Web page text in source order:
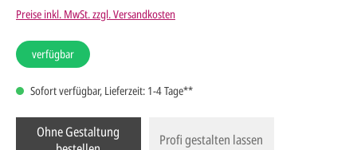
Preise inkl. MwSt. zzgl. Versandkosten
verfügbar
Sofort verfügbar, Lieferzeit: 1-4 Tage**
Ohne Gestaltung
Profi gestalten lassen